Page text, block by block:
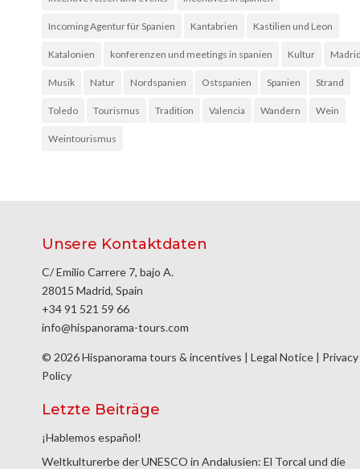
Incoming Agentur für Spanien Kantabrien Kastilien und Leon
Katalonien konferenzen und meetings in spanien Kultur
Musik Natur Nordspanien Ostspanien Spanien Strand
Toledo Tourismus Tradition Valencia Wandern Wein
Weintourismus
Unsere Kontaktdaten
C/ Emilio Carrere 7, bajo A.
28015 Madrid, Spain
+34 91 521 59 66
info@hispanorama-tours.com
© 2026 Hispanorama tours & incentives | Legal Notice | Privacy
Policy
Letzte Beiträge
¡Hablemos español!
Weltkulturerbe der UNESCO in Andalusien: El Torcal und die